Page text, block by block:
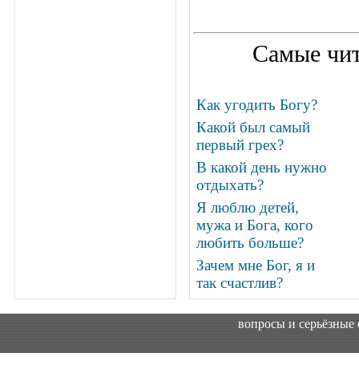
Самые
Как угодить Богу?
Какой был самый
первый грех?
В какой день нужно
отдыхать?
Я люблю детей,
мужа и Бога, кого
любить больше?
Зачем мне Бог, я и
так счастлив?
вопросы и